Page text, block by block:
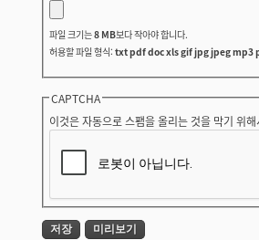
파일 크기는8 MB보다 작아야 합니다.
허용할 파일 형식: txt pdf doc xls gif jpg jpeg mp3
CAPTCHA
이것은 자동으로 스팸을 올리는 것을 막기 위